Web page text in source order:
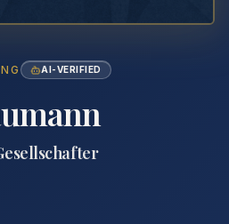
AI-VERIFIED